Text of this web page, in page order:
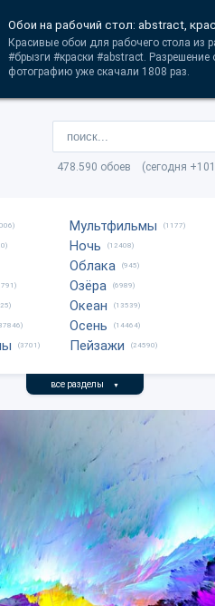
Обои на рабочий стол: abstract,
Красивые обои для рабочего стола из
#брызги #краски #abstract. Разрешение
фотографию уже скачали 1808 раз.
478.590 обоев (сегодня
(3701)
Мультфильмы (1177)
Ночь (12408)
Облака (945)
Озёра (6989)
Океан (13539)
Осень (14464)
Пейзажи (24590)
все разделы ▼